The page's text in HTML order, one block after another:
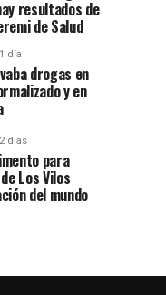
resultados de
de Salud
día
drogas en
y en
días
para
Los Vilos
del mundo